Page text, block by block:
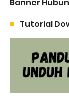
Banner
Tutorial